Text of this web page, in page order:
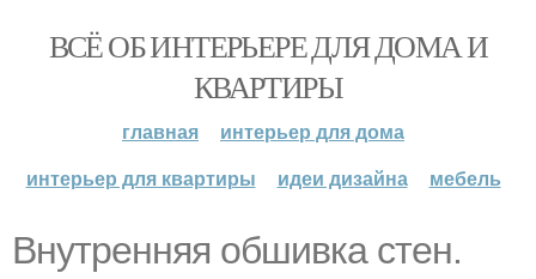
ВСЁ ОБ ИНТЕРЬЕРЕ ДЛЯ ДОМА И
КВАРТИРЫ
главная
интерьер для дома
интерьер для квартиры
идеи дизайна мебель
Внутренняя обшивка стен.